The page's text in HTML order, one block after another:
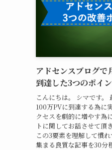
アドセンスブログで
到達した3つのポイ
こんにちは。 シマです。
100万PVに到達する為に
クセスを劇的に増やす為
トに関してお話させて頂
この3要素を理解して慣
集まる良質な記事を30分